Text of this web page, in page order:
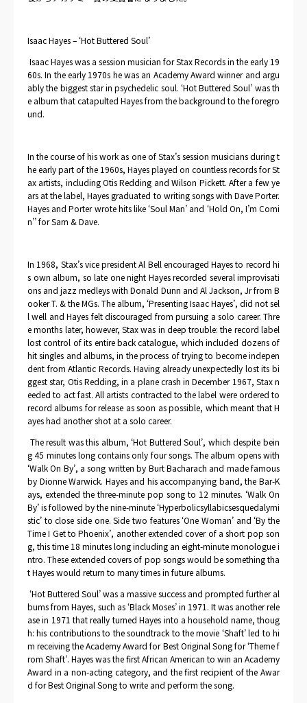
Isaac Hayes – ‘Hot Buttered Soul’
Isaac Hayes was a session musician for Stax Records in the early 19
60s. In the early 1970s he was an Academy Award winner and argu
ably the biggest star in psychedelic soul. ‘Hot Buttered Soul’ was th
e album that catapulted Hayes from the background to the foregro
und.
In the course of his work as one of Stax’s session musicians during t
he early part of the 1960s, Hayes played on countless records for St
ax artists, including Otis Redding and Wilson Pickett. After a few ye
ars at the label, Hayes graduated to writing songs with Dave Porter.
Hayes and Porter wrote hits like ‘Soul Man’ and ‘Hold On, I’m Comi
n’’ for Sam & Dave.
In 1968, Stax’s vice president Al Bell encouraged Hayes to record hi
s own album, so late one night Hayes recorded several improvisati
ons and jazz medleys with Donald Dunn and Al Jackson, Jr from B
ooker T. & the MGs. The album, ‘Presenting Isaac Hayes’, did not sel
l well and Hayes felt discouraged from pursuing a solo career. Thre
e months later, however, Stax was in deep trouble: the record label
lost control of its entire back catalogue, which included dozens of
hit singles and albums, in the process of trying to become indepen
dent from Atlantic Records. Having already unexpectedly lost its bi
ggest star, Otis Redding, in a plane crash in December 1967, Stax n
eeded to act fast. All artists contracted to the label were ordered to
record albums for release as soon as possible, which meant that H
ayes had another shot at a solo career.
The result was this album, ‘Hot Buttered Soul’, which despite bein
g 45 minutes long contains only four songs. The album opens with
‘Walk On By’, a song written by Burt Bacharach and made famous
by Dionne Warwick. Hayes and his accompanying band, the Bar-K
ays, extended the three-minute pop song to 12 minutes. ‘Walk On
By’ is followed by the nine-minute ‘Hyperbolicsyllabicsesquedalymi
stic’ to close side one. Side two features ‘One Woman’ and ‘By the
Time I Get to Phoenix’, another extended cover of a short pop son
g, this time 18 minutes long including an eight-minute monologue i
ntro. These extended covers of pop songs would be something tha
t Hayes would return to many times in future albums.
‘Hot Buttered Soul’ was a massive success and prompted further al
bums from Hayes, such as ‘Black Moses’ in 1971. It was another rele
ase in 1971 that really turned Hayes into a household name, thoug
h: his contributions to the soundtrack to the movie ‘Shaft’ led to hi
m receiving the Academy Award for Best Original Song for ‘Theme f
rom Shaft’. Hayes was the first African American to win an Academy
Award in a non-acting category, and the first recipient of the Awar
d for Best Original Song to write and perform the song.